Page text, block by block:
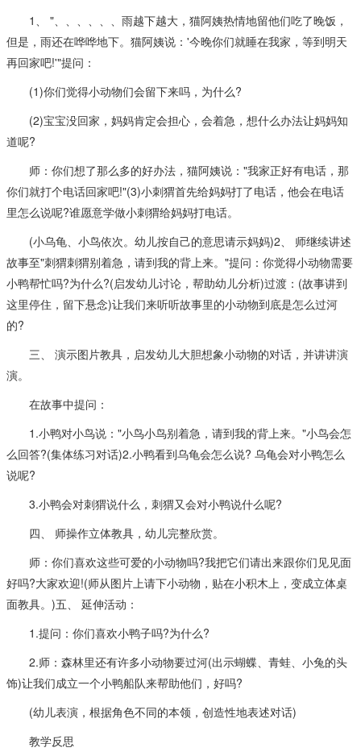
1、 "、、、、、、雨越下越大，猫阿姨热情地留他们吃了晚饭，
但是，雨还在哗哗地下。猫阿姨说：'今晚你们就睡在我家，等到明天
再回家吧!'"提问：
(1)你们觉得小动物们会留下来吗，为什么?
(2)宝宝没回家，妈妈肯定会担心，会着急，想什么办法让妈妈知
道呢?
师：你们想了那么多的好办法，猫阿姨说："我家正好有电话，那
你们就打个电话回家吧!"(3)小刺猬首先给妈妈打了电话，他会在电话
里怎么说呢?谁愿意学做小刺猬给妈妈打电话。
(小乌龟、小鸟依次。幼儿按自己的意思请示妈妈)2、 师继续讲述
故事至"刺猬刺猬别着急，请到我的背上来。"提问：你觉得小动物需要
小鸭帮忙吗?为什么?(启发幼儿讨论，帮助幼儿分析)过渡：(故事讲到
这里停住，留下悬念)让我们来听听故事里的小动物到底是怎么过河
的?
三、 演示图片教具，启发幼儿大胆想象小动物的对话，并讲讲演
演。
在故事中提问：
1.小鸭对小鸟说："小鸟小鸟别着急，请到我的背上来。"小鸟会怎
么回答?(集体练习对话)2.小鸭看到乌龟会怎么说? 乌龟会对小鸭怎么
说呢?
3.小鸭会对刺猬说什么，刺猬又会对小鸭说什么呢?
四、 师操作立体教具，幼儿完整欣赏。
师：你们喜欢这些可爱的小动物吗?我把它们请出来跟你们见见面
好吗?大家欢迎!(师从图片上请下小动物，贴在小积木上，变成立体桌
面教具。)五、 延伸活动：
1.提问：你们喜欢小鸭子吗?为什么?
2.师：森林里还有许多小动物要过河(出示蝴蝶、青蛙、小兔的头
饰)让我们成立一个小鸭船队来帮助他们，好吗?
(幼儿表演，根据角色不同的本领，创造性地表述对话)
教学反思